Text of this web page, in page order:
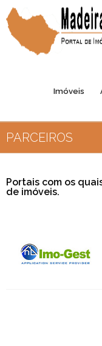
Imóveis
Registo de
PARCEIROS
Portais com os
de imóveis.